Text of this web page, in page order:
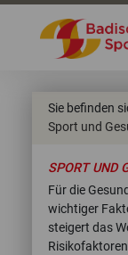
Sie befinden
Sport und
SPORT UND
Für die
wichtiger
steigert das